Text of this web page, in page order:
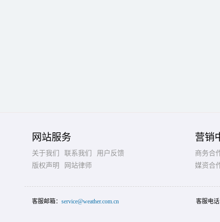
网站服务
关于我们 联系我们
用户反馈
版权声明
网站律师
营销
商务合
媒资合
客服邮箱： service@weather.com.cn 客服电